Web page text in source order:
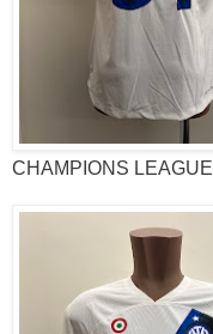
CHAMPIONS LEAGUE